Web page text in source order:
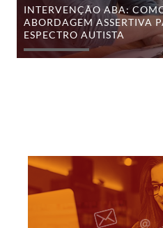
INTERVENÇÃO ABA:
ABORDAGEM ASSERTIVA
ESPECTRO AUTISTA